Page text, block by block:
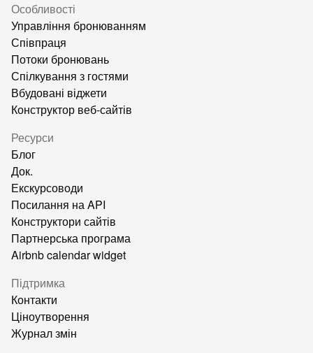
Особливості
Управління бронюванням
Співпраця
Потоки бронювань
Спілкування з гостями
Вбудовані віджети
Конструктор веб-сайтів
Ресурси
Блог
Док.
Екскурсоводи
Посилання на API
Конструктори сайтів
Партнерська програма
Airbnb calendar widget
Підтримка
Контакти
Ціноутворення
Журнал змін